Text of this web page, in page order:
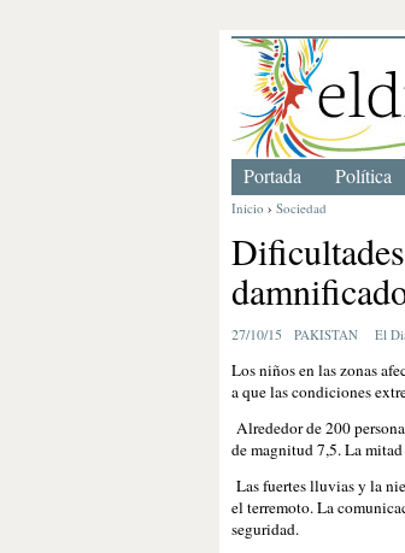
Inicio › Sociedad
27/10/15 PAKISTAN El
Los niños en las zonas
a que las condiciones
Alrededor de 200
de magnitud 7,5. La
Las fuertes lluvias y la
el terremoto. La
seguridad.
Portada Política